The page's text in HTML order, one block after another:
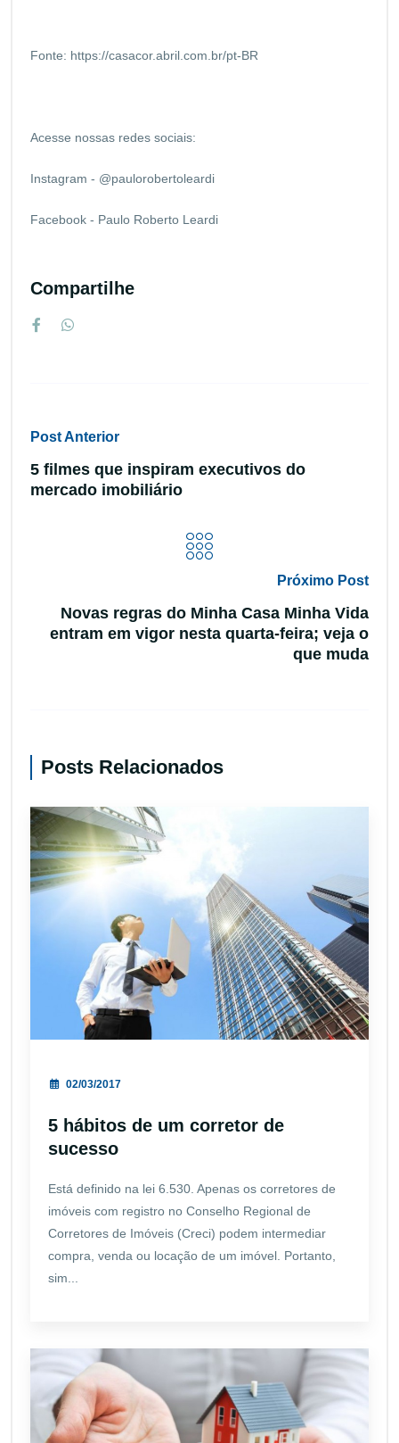
Fonte: https://casacor.abril.com.br/pt-BR
Acesse nossas redes sociais:
Instagram - @paulorobertoleardi
Facebook - Paulo Roberto Leardi
Compartilhe
Post Anterior
5 filmes que inspiram executivos do
mercado imobiliário
Próximo Post
Novas regras do Minha Casa Minha Vida
entram em vigor nesta quarta-feira; veja o
que muda
Posts Relacionados
02/03/2017
5 hábitos de um corretor de
sucesso
Está definido na lei 6.530. Apenas os corretores de
imóveis com registro no Conselho Regional de
Corretores de Imóveis (Creci) podem intermediar
compra, venda ou locação de um imóvel. Portanto,
sim...